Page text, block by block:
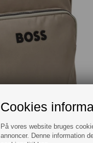
Cookies
På vores website bruges
annoncer. Denne information